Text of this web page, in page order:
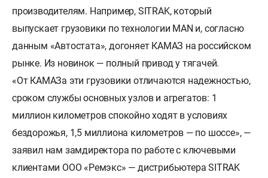
производителям. Например, SITRAK, который
выпускает грузовики по технологии MAN и, согласно
данным «Автостата», догоняет КАМАЗ на российском
рынке. Из новинок — полный привод у тягачей.
«От КАМАЗа эти грузовики отличаются надежностью,
сроком службы основных узлов и агрегатов: 1
миллион километров спокойно ходят в условиях
бездорожья, 1,5 миллиона километров — по шоссе», —
заявил нам замдиректора по работе с ключевыми
клиентами ООО «Ремэкс» — дистрибьютера SITRAK